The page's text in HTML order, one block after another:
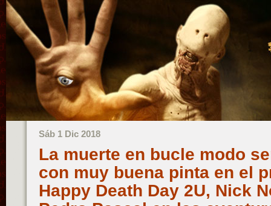
Sáb 1 Dic 2018
La muerte en bucle modo
con muy buena pinta en el
Happy Death Day 2U, Nick